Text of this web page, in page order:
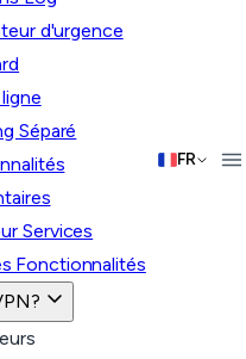
d'urgence
Séparé
Services
Fonctionnalités
FR